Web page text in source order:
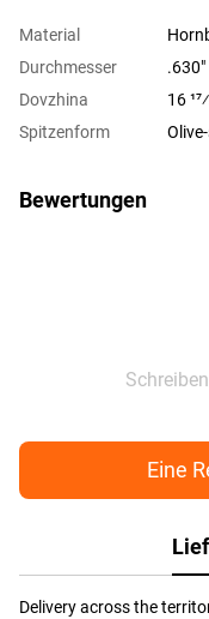
Material
Durchmesser
Dovzhina
16
Spitzenform
Bewertungen
Eine
Delivery across the